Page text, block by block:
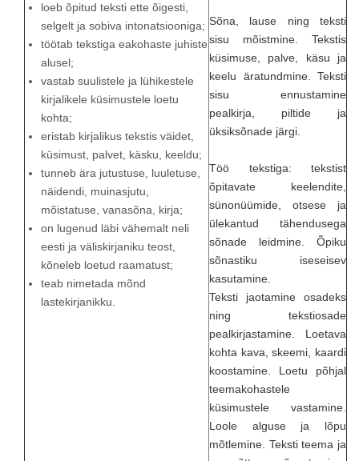
loeb õpitud teksti ette õigesti,
selgelt ja sobiva intonatsiooniga;
töötab tekstiga eakohaste juhiste
alusel;
vastab suulistele ja lühikestele
kirjalikele küsimustele loetu
kohta;
eristab kirjalikus tekstis väidet,
küsimust, palvet, käsku, keeldu;
tunneb ära jutustuse, luuletuse,
näidendi, muinasjutu,
mõistatuse, vanasõna, kirja;
on lugenud läbi vähemalt neli
eesti ja väliskirjaniku teost,
kõneleb loetud raamatust;
teab nimetada mõnd
lastekirjanikku.
Sõna, lause ning teksti
sisu mõistmine. Tekstis
küsimuse, palve, käsu ja
keelu äratundmine. Teksti
sisu ennustamine
pealkirja, piltide ja
üksiksõnade järgi.
Töö tekstiga: tekstist
õpitavate keelendite,
sünonüümide, otsese ja
ülekantud tähendusega
sõnade leidmine. Õpiku
sõnastiku iseseisev
kasutamine.
Teksti jaotamine osadeks
ning tekstiosade
pealkirjastamine. Loetava
kohta kava, skeemi, kaardi
koostamine. Loetu põhjal
teemakohastele
küsimustele vastamine.
Loole alguse ja lõpu
mõtlemine. Teksti teema ja